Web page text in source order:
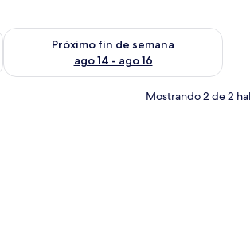
semana ago 7 - ago 9
Próximo fin de semana
ago 14 - ago 16
Consulta la disponibilidad para el próximo
Mostrando 2 de 2
gratis